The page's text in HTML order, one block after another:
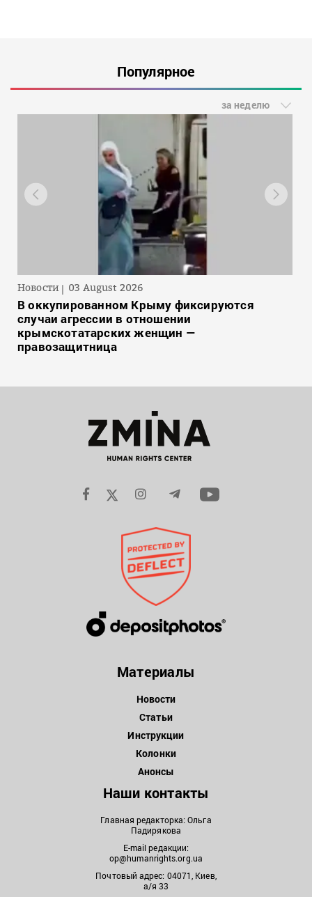
Популярное
за неделю
Новости 03 August 2026
В оккупированном Крыму фиксируются
случаи агрессии в отношении
крымскотатарских женщин —
правозащитница
Материалы
Новости
Статьи
Инструкции
Колонки
Анонсы
Наши контакты
Главная редакторка: Ольга
Падирякова
E-mail редакции:
op@humanrights.org.ua
Почтовый адрес: 04071, Киев,
а/я 33